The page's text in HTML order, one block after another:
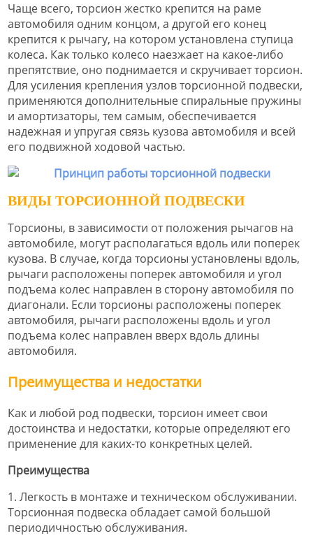
Чаще всего, торсион жестко крепится на раме
автомобиля одним концом, а другой его конец
крепится к рычагу, на котором установлена ступица
колеса. Как только колесо наезжает на какое-либо
препятствие, оно поднимается и скручивает торсион.
Для усиления крепления узлов торсионной подвески,
применяются дополнительные спиральные пружины
и амортизаторы, тем самым, обеспечивается
надежная и упругая связь кузова автомобиля и всей
его подвижной ходовой частью.
ВИДЫ ТОРСИОННОЙ ПОДВЕСКИ
Торсионы, в зависимости от положения рычагов на
автомобиле, могут располагаться вдоль или поперек
кузова. В случае, когда торсионы установлены вдоль,
рычаги расположены поперек автомобиля и угол
подъема колес направлен в сторону автомобиля по
диагонали. Если торсионы расположены поперек
автомобиля, рычаги расположены вдоль и угол
подъема колес направлен вверх вдоль длины
автомобиля.
Преимущества и недостатки
Как и любой род подвески, торсион имеет свои
достоинства и недостатки, которые определяют его
применение для каких-то конкретных целей.
Преимущества
1. Легкость в монтаже и техническом обслуживании.
Торсионная подвеска обладает самой большой
периодичностью обслуживания.